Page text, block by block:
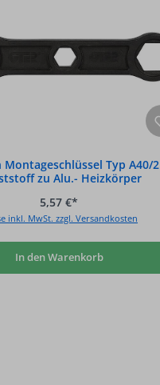
Montageschlüssel Typ A40/2
zu Alu.- Heizkörper
5,57 €*
inkl. MwSt. zzgl. Versandkosten
In den Warenkorb